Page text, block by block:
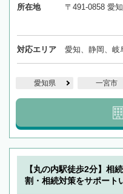
所在地 〒491-0858 愛
対応エリア 愛知、静岡、岐
愛知県 一宮市
【丸の内駅徒歩2分】相
割・相続対策をサポート